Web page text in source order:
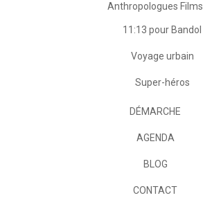
Anthropologues Films
11:13 pour Bandol
Voyage urbain
Super-héros
DÉMARCHE
AGENDA
BLOG
CONTACT